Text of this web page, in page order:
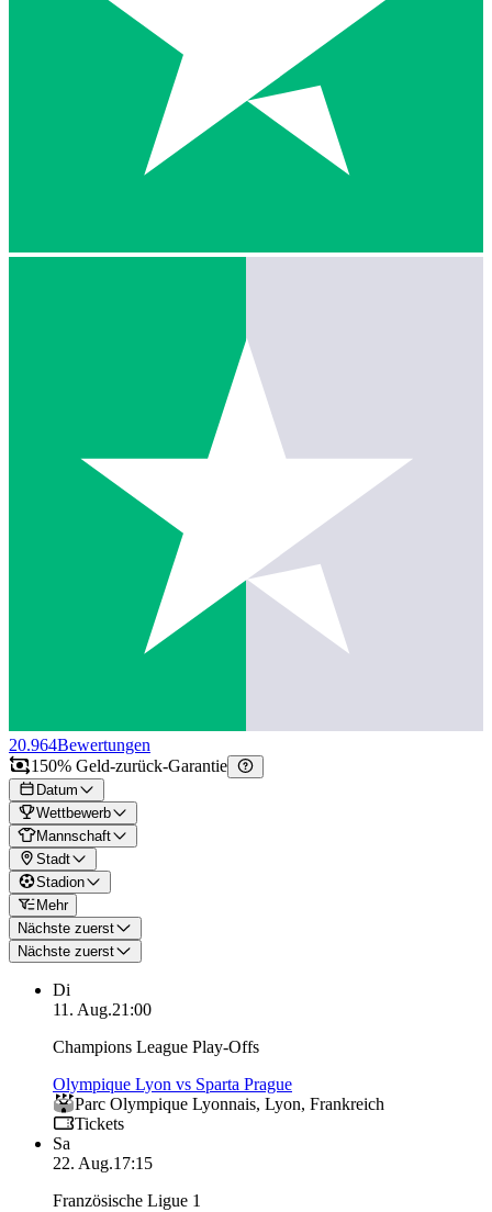
20.964Bewertungen
150% Geld-zurück-Garantie
Datum
Wettbewerb
Mannschaft
Stadt
Stadion
Mehr
Nächste zuerst
Nächste zuerst
Di
11. Aug.21:00
Champions League Play-Offs
Olympique Lyon vs Sparta Prague
Parc Olympique Lyonnais, Lyon, Frankreich
Tickets
Sa
22. Aug.17:15
Französische Ligue 1